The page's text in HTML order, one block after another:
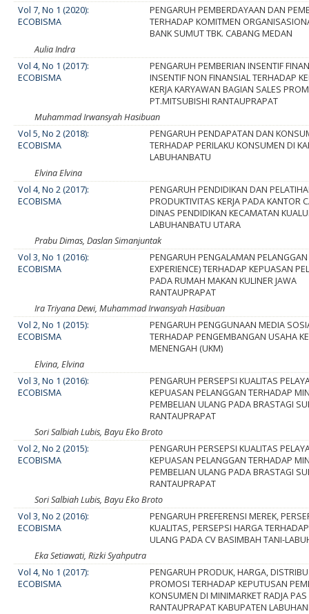
Vol 7, No 1 (2020):
ECOBISMA
PENGARUH PEMBERDAYAAN DAN
TERHADAP KOMITMEN
BANK SUMUT TBK. CABANG MEDAN
Aulia Indra
Vol 4, No 1 (2017):
ECOBISMA
PENGARUH PEMBERIAN INSENTIF
INSENTIF NON FINANSIAL TERHADAP
KERJA KARYAWAN BAGIAN SALES
PT.MITSUBISHI RANTAUPRAPAT
Muhammad Irwansyah Hasibuan
Vol 5, No 2 (2018):
ECOBISMA
PENGARUH PENDAPATAN DAN
TERHADAP PERILAKU KONSUMEN DI
LABUHANBATU
Elvina Elvina
Vol 4, No 2 (2017):
ECOBISMA
PENGARUH PENDIDIKAN DAN
PRODUKTIVITAS KERJA PADA KANTOR
DINAS PENDIDIKAN KECAMATAN
LABUHANBATU UTARA
Prabu Dimas, Daslan Simanjuntak
Vol 3, No 1 (2016):
ECOBISMA
PENGARUH PENGALAMAN
EXPERIENCE) TERHADAP KEPUASAN
PADA RUMAH MAKAN KULINER JAWA
RANTAUPRAPAT
Ira Triyana Dewi, Muhammad Irwansyah Hasibuan
Vol 2, No 1 (2015):
ECOBISMA
PENGARUH PENGGUNAAN MEDIA
TERHADAP PENGEMBANGAN USAHA
MENENGAH (UKM)
Elvina, Elvina
Vol 3, No 1 (2016):
ECOBISMA
PENGARUH PERSEPSI KUALITAS
KEPUASAN PELANGGAN TERHADAP
PEMBELIAN ULANG PADA BRASTAGI
RANTAUPRAPAT
Sori Salbiah Lubis, Bayu Eko Broto
Vol 2, No 2 (2015):
ECOBISMA
PENGARUH PERSEPSI KUALITAS
KEPUASAN PELANGGAN TERHADAP
PEMBELIAN ULANG PADA BRASTAGI
RANTAUPRAPAT
Sori Salbiah Lubis, Bayu Eko Broto
Vol 3, No 2 (2016):
ECOBISMA
PENGARUH PREFERENSI MEREK,
KUALITAS, PERSEPSI HARGA
ULANG PADA CV BASIMBAH TANI-
Eka Setiawati, Rizki Syahputra
Vol 4, No 1 (2017):
ECOBISMA
PENGARUH PRODUK, HARGA,
PROMOSI TERHADAP KEPUTUSAN
KONSUMEN DI MINIMARKET RADJA PAS
RANTAUPRAPAT KABUPATEN